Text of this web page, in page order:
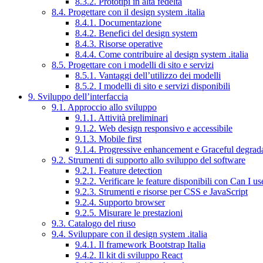
8.4. Progettare con il design system .italia
8.4.1. Documentazione
8.4.2. Benefici del design system
8.4.3. Risorse operative
8.4.4. Come contribuire al design system .italia
8.5. Progettare con i modelli di sito e servizi
8.5.1. Vantaggi dell’utilizzo dei modelli
8.5.2. I modelli di sito e servizi disponibili
9. Sviluppo dell’interfaccia
9.1. Approccio allo sviluppo
9.1.1. Attività preliminari
9.1.2. Web design responsivo e accessibile
9.1.3. Mobile first
9.1.4. Progressive enhancement e Graceful
9.2. Strumenti di supporto allo sviluppo del software
9.2.1. Feature detection
9.2.2. Verificare le feature disponibili con Can I
9.2.3. Strumenti e risorse per CSS e JavaScript
9.2.4. Supporto browser
9.2.5. Misurare le prestazioni
9.3. Catalogo del riuso
9.4. Sviluppare con il design system .italia
9.4.1. Il framework Bootstrap Italia
9.4.2. Il kit di sviluppo React